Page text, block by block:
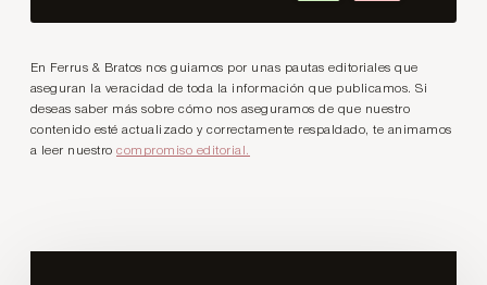
En Ferrus & Bratos nos guiamos por unas pautas editoriales que
aseguran la veracidad de toda la información que publicamos. Si
deseas saber más sobre cómo nos aseguramos de que nuestro
contenido esté actualizado y correctamente respaldado, te animamos
a leer nuestrocompromiso editorial.